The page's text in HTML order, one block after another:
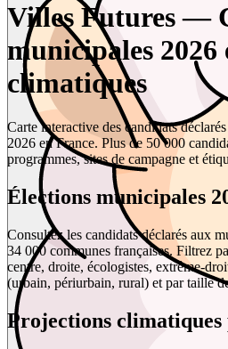
Villes Futures —
municipales
climatiques
Carte interactive des candidats
2026 en France. Plus de 50 000
programmes, sites de campagne et
Élections municipales
Consultez les candidats déclarés aux
34 000 communes françaises. Filtrez
centre, droite, écologistes, extrême-
(urbain, périurbain, rural) et par taille
Projections climatiques